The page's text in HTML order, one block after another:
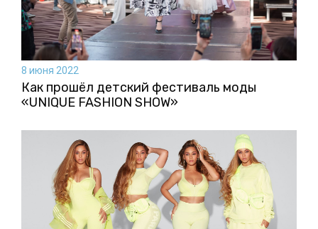
8 июня 2022
Как прошёл детский фестиваль моды
«UNIQUE FASHION SHOW»